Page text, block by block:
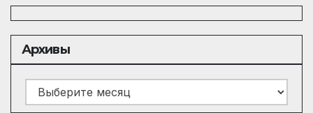
Архивы
Архивы